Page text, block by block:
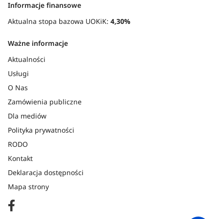
Informacje finansowe
Aktualna stopa bazowa UOKiK: 4,30%
Ważne informacje
Aktualności
Usługi
O Nas
Zamówienia publiczne
Dla mediów
Polityka prywatności
RODO
Kontakt
Deklaracja dostępności
Mapa strony